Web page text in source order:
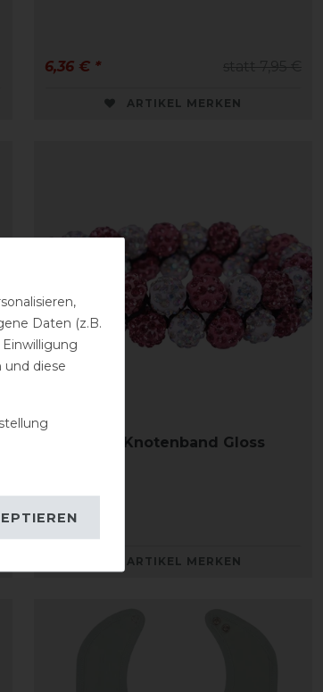
6,36 € *
ARTIKEL MERKEN
QHP Haar-Knotenband Gloss
13,50 € *
ARTIKEL MERKEN
Daten (z.B.
diese